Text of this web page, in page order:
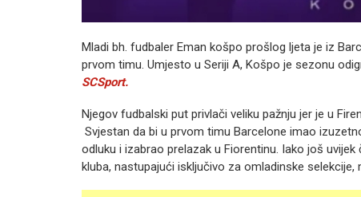
Mladi bh. fudbaler Eman košpo prošlog ljeta je iz
prvom timu. Umjesto u Seriji A, Košpo je sezonu
SCSport.
Njegov fudbalski put privlači veliku pažnju jer je u
Svjestan da bi u prvom timu Barcelone imao
odluku i izabrao prelazak u Fiorentinu. Iako još
kluba, nastupajući isključivo za omladinske